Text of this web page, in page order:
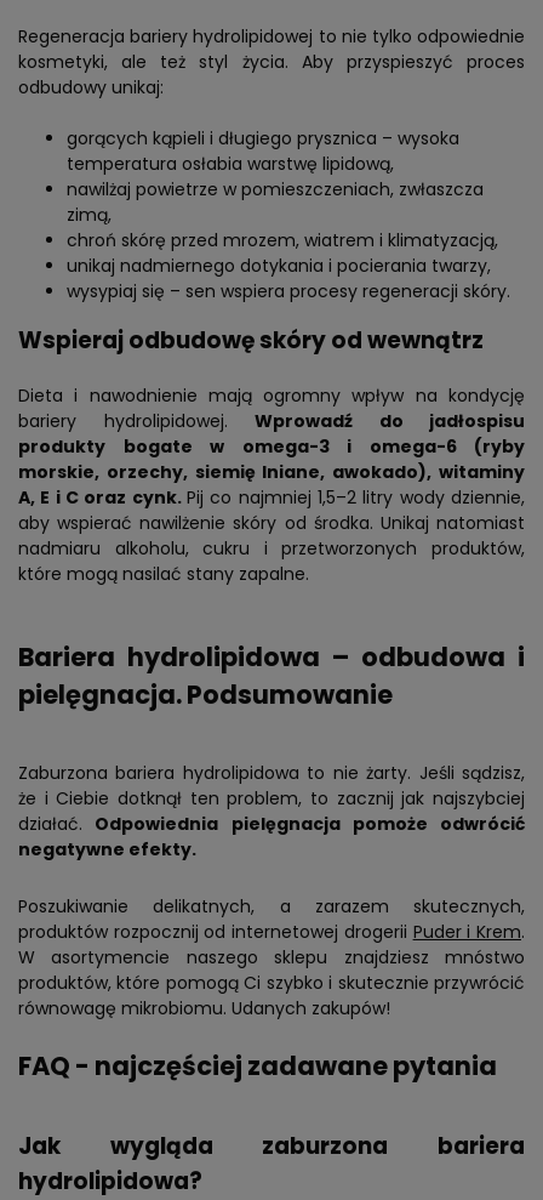
Regeneracja bariery hydrolipidowej to nie tylko odpowiednie
kosmetyki, ale też styl życia. Aby przyspieszyć proces
odbudowy unikaj:
gorących kąpieli i długiego prysznica – wysoka
temperatura osłabia warstwę lipidową,
nawilżaj powietrze w pomieszczeniach, zwłaszcza
zimą,
chroń skórę przed mrozem, wiatrem i klimatyzacją,
unikaj nadmiernego dotykania i pocierania twarzy,
wysypiaj się – sen wspiera procesy regeneracji skóry.
Wspieraj odbudowę skóry od wewnątrz
Dieta i nawodnienie mają ogromny wpływ na kondycję
bariery hydrolipidowej. Wprowadź do jadłospisu
produkty bogate w omega-3 i omega-6 (ryby
morskie, orzechy, siemię lniane, awokado), witaminy
A, E i C oraz cynk. Pij co najmniej 1,5–2 litry wody dziennie,
aby wspierać nawilżenie skóry od środka. Unikaj natomiast
nadmiaru alkoholu, cukru i przetworzonych produktów,
które mogą nasilać stany zapalne.
Bariera hydrolipidowa – odbudowa i
pielęgnacja. Podsumowanie
Zaburzona bariera hydrolipidowa to nie żarty. Jeśli sądzisz,
że i Ciebie dotknął ten problem, to zacznij jak najszybciej
działać. Odpowiednia pielęgnacja pomoże odwrócić
negatywne efekty.
Poszukiwanie delikatnych, a zarazem skutecznych,
produktów rozpocznij od internetowej drogerii Puder i Krem.
W asortymencie naszego sklepu znajdziesz mnóstwo
produktów, które pomogą Ci szybko i skutecznie przywrócić
równowagę mikrobiomu. Udanych zakupów!
FAQ - najczęściej zadawane pytania
Jak wygląda zaburzona bariera
hydrolipidowa?